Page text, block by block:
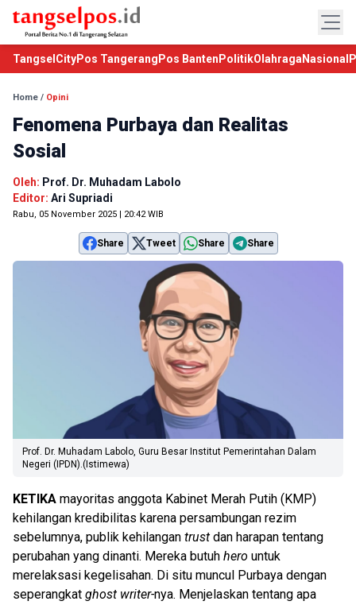
TangselCityPos Tangerang Pos Banten PolitikOlahraga Nasional
Home / Opini
Fenomena Purbaya dan Realitas
Sosial
Oleh: Prof. Dr. Muhadam Labolo
Editor: Ari Supriadi
Rabu, 05 November 2025 | 20:42 WIB
Share Tweet Share Share
Prof. Dr. Muhadam Labolo, Guru Besar Institut Pemerintahan Dalam
Negeri (IPDN).(Istimewa)
KETIKA mayoritas anggota Kabinet Merah Putih (KMP)
kehilangan kredibilitas karena persambungan rezim
sebelumnya, publik kehilangan trust dan harapan tentang
perubahan yang dinanti. Mereka butuh hero untuk
merelaksasi kegelisahan. Di situ muncul Purbaya dengan
seperangkat ghost writer-nya. Menjelaskan tentang apa